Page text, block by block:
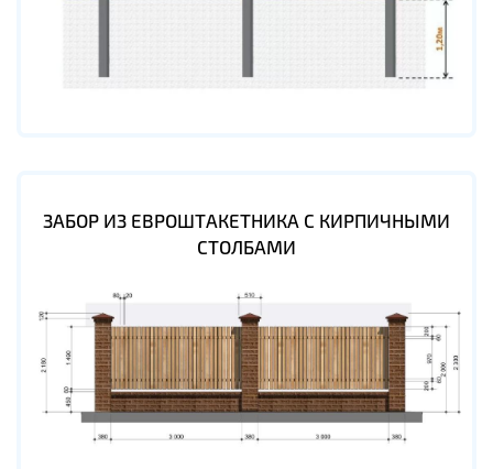
ЗАБОР ИЗ ЕВРОШТАКЕТНИКА С КИРПИЧНЫМИ
СТОЛБАМИ